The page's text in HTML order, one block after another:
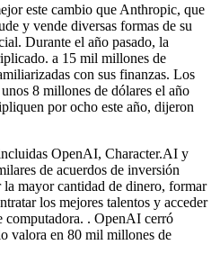
este cambio que Anthropic, que
y vende diversas formas de su
Durante el año pasado, la
a 15 mil millones de
con sus finanzas. Los
8 millones de dólares el año
por ocho este año, dijeron
OpenAI, Character.AI y
de acuerdos de inversión
la mayor cantidad de dinero, formar
los mejores talentos y acceder
computadora. . OpenAI cerró
valora en 80 mil millones de